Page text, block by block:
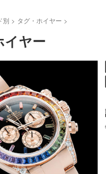
別 > タグ・ホイヤー >
イヤー